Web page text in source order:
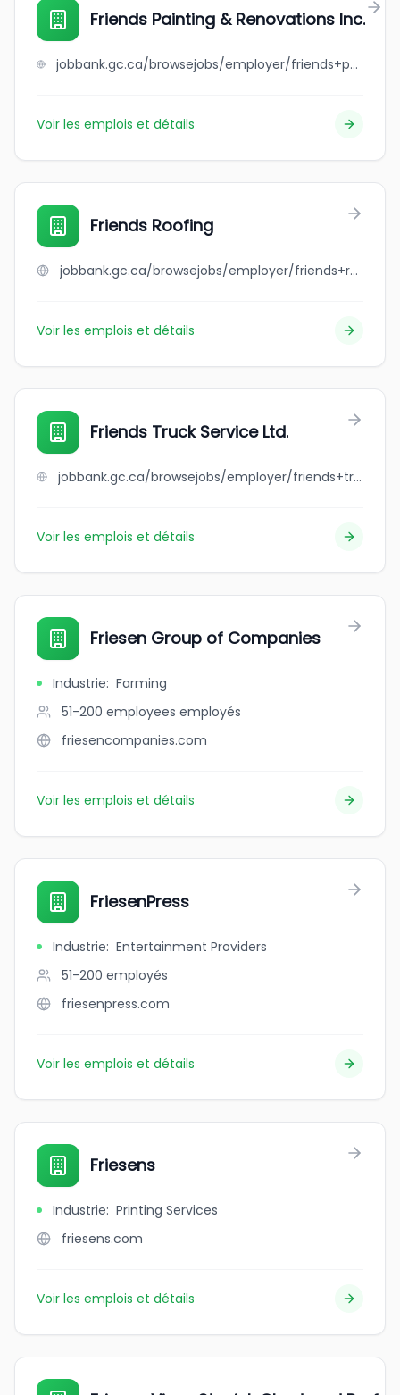
Friends Painting & Renovations Inc.
jobbank.gc.ca/browsejobs/employer/friends+painting+%26+renovations+inc./ca
Voir les emplois et détails
Friends Roofing
jobbank.gc.ca/browsejobs/employer/friends+roofing/ca
Voir les emplois et détails
Friends Truck Service Ltd.
jobbank.gc.ca/browsejobs/employer/friends+truck+service+ltd./ca
Voir les emplois et détails
Friesen Group of Companies
Industrie: Farming
51-200 employees employés
friesencompanies.com
Voir les emplois et détails
FriesenPress
Industrie: Entertainment Providers
51-200 employés
friesenpress.com
Voir les emplois et détails
Friesens
Industrie: Printing Services
friesens.com
Voir les emplois et détails